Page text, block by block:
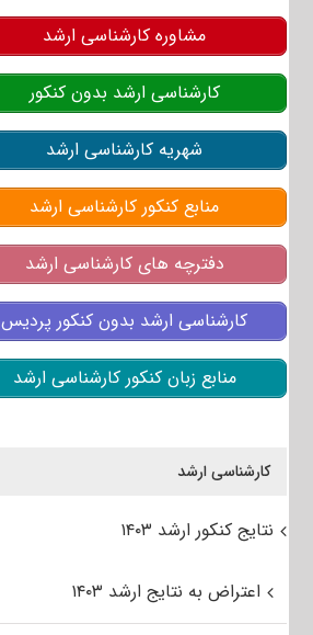
مشاوره کارشناسی ارشد
کارشناسی ارشد بدون کنکور
شهریه کارشناسی ارشد
منابع کنکور کارشناسی ارشد
دفترچه های کارشناسی ارشد
کارشناسی ارشد بدون کنکور پردیس
منابع زبان کنکور کارشناسی ارشد
کارشناسی ارشد
نتایج کنکور ارشد ۱۴۰۳
اعتراض به نتایج ارشد ۱۴۰۳